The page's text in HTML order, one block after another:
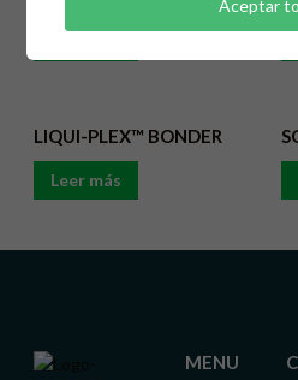
LIQUI-PLEX™ BONDER
Leer más
MENU
Aceptar